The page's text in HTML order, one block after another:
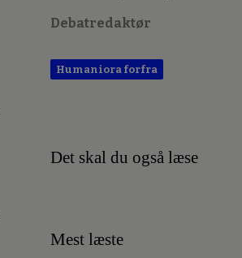
Debatredaktør
Humaniora forfra
Det skal du også læse
Mest læste